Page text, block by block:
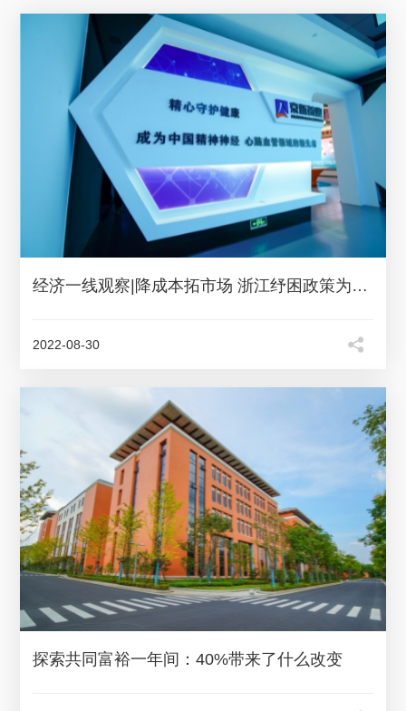
经济一线观察|降成本拓市场 浙江纾困政策为市场主体“舒筋活血”
2022-08-30
探索共同富裕一年间：40%带来了什么改变